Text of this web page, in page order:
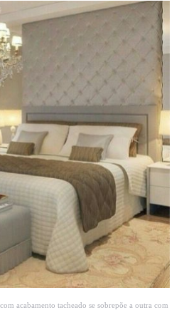
acabamento tacheado se sobrepõe a outra com